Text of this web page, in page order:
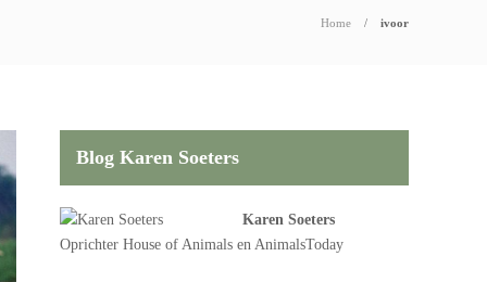
Home ivoor
Blog Karen Soeters
Karen Soeters
OprichterHouse of Animals en AnimalsToday